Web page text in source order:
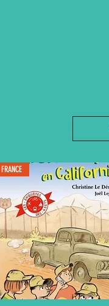
FRANCE